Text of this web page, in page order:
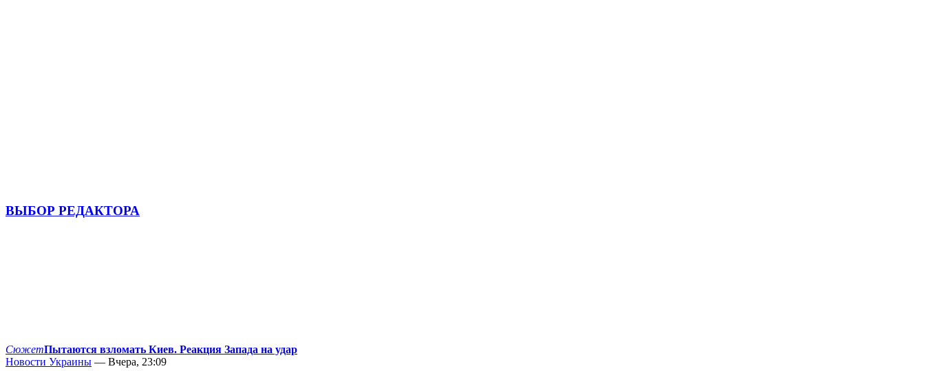
ВЫБОР РЕДАКТОРА
СюжетПытаются взломать Киев. Реакция Запада на удар
Новости Украины — Вчера, 23:09